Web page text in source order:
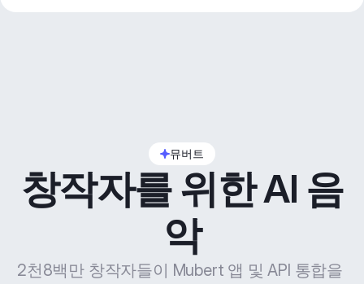
뮤버트
창작자를 위한 AI 음
악
2천8백만 창작자들이 Mubert 앱 및 API 통합을